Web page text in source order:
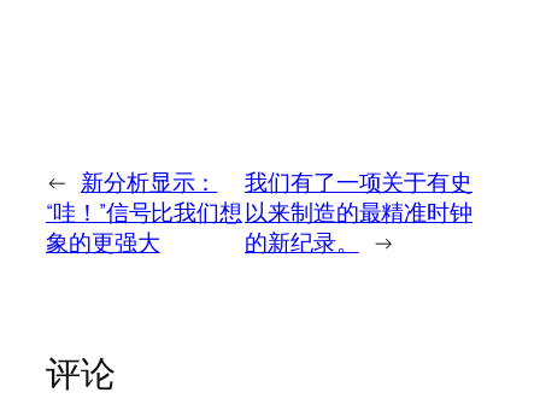
← 新分析显示：
“哇！”信号比我们想
象的更强大
我们有了一项关于有史
以来制造的最精准时钟
的新纪录。
→
评论